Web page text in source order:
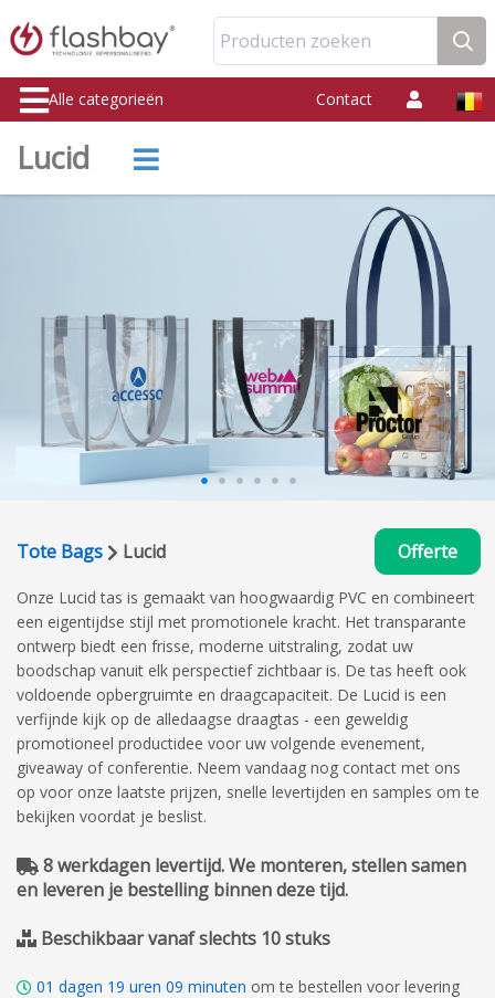
Producten zoeken
Alle categorieën Contact
Lucid
Tote Bags Lucid Offerte
Onze Lucid tas is gemaakt van hoogwaardig PVC en combineert
een eigentijdse stijl met promotionele kracht. Het transparante
ontwerp biedt een frisse, moderne uitstraling, zodat uw
boodschap vanuit elk perspectief zichtbaar is. De tas heeft ook
voldoende opbergruimte en draagcapaciteit. De Lucid is een
verfijnde kijk op de alledaagse draagtas - een geweldig
promotioneel productidee voor uw volgende evenement,
giveaway of conferentie. Neem vandaag nog contact met ons
op voor onze laatste prijzen, snelle levertijden en samples om te
bekijken voordat je beslist.
8 werkdagen levertijd. We monteren, stellen samen
en leveren je bestelling binnen deze tijd.
Beschikbaar vanaf slechts 10 stuks
01 dagen 19 uren 09 minuten om te bestellen voor levering